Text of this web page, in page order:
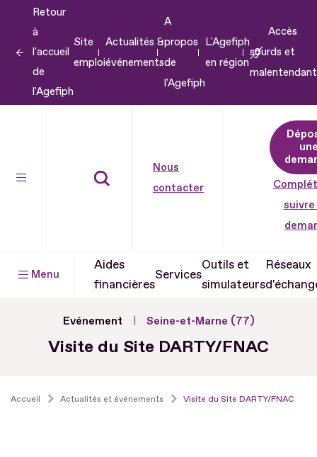
contenu
Retour
à
l'accueil
de
l'Agefiph
Site
emploi
Actualités &
événements
A
propos
de
l'Agefiph
L'Agefiph
en région
Accès
sourds et
Nous
contacter
suivre
Menu
Aides
financières
Services
Outils et
simulateurs
Réseaux
Evénement Seine-et-Marne (77)
Visite du Site DARTY/FNAC
Accueil Actualités et événements Visite du Site DARTY/FNAC